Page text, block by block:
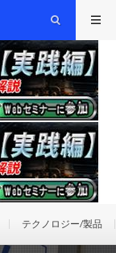
テクノロジー/製品